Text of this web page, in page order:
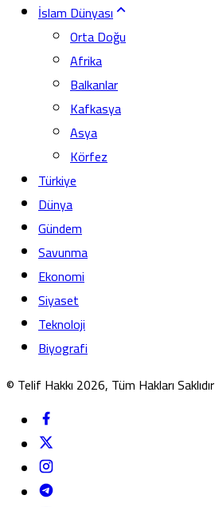
İslam Dünyası
Orta Doğu
Afrika
Balkanlar
Kafkasya
Asya
Körfez
Türkiye
Dünya
Gündem
Savunma
Ekonomi
Siyaset
Teknoloji
Biyografi
© Telif Hakkı 2026, Tüm Hakları Saklıdır